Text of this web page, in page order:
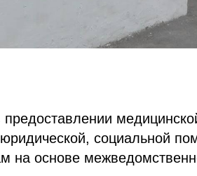
юридической, социальной
на основе